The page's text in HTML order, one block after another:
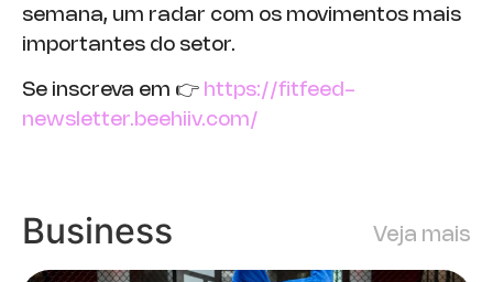
semana, um radar com os movimentos mais
importantes do setor.
Se inscreva em 👉 https://fitfeed-
newsletter.beehiiv.com/
Business Veja mais